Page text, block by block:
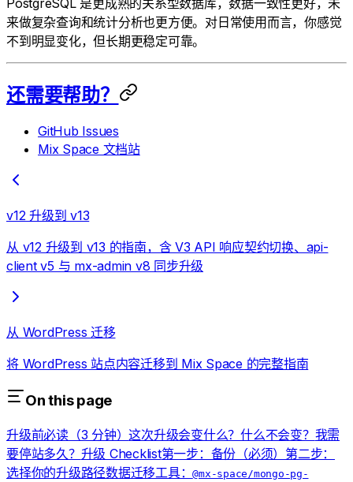
来做复杂查询和统计分析也更方便。对日常使用而言，你感觉
不到明显变化，但长期更稳定可靠。
还需要帮助？
GitHub Issues
Mix Space 文档站
v12 升级到 v13
从 v12 升级到 v13 的指南，含 V3 API 响应契约切换、api-
client v5 与 mx-admin v8 同步升级
从 WordPress 迁移
将 WordPress 站点内容迁移到 Mix Space 的完整指南
On this page
升级前必读（3 分钟）这次升级会变什么？ 什么不会变？ 我需
要停站多久？ 升级 Checklist第一步：备份（必须） 第二步：
选择你的升级路径数据迁移工具：@mx-space/mongo-pg-